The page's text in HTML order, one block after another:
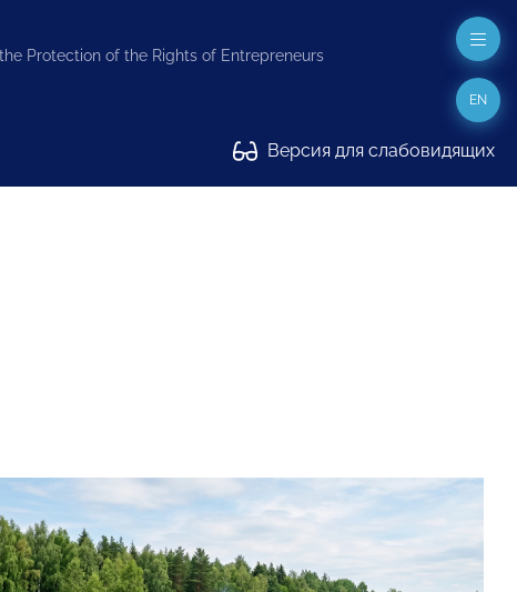
Protection of the Rights of Entrepreneurs
Версия для слабовидящих
EN